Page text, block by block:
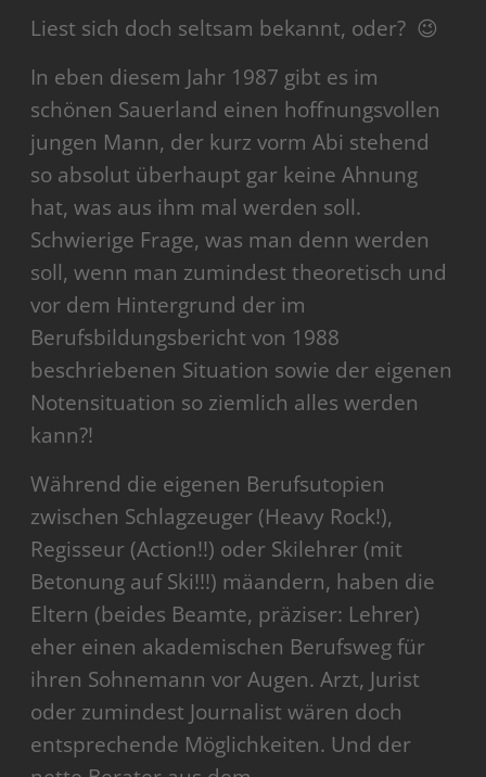
Liest sich doch seltsam bekannt, oder? 😉
In eben diesem Jahr 1987 gibt es im
schönen Sauerland einen hoffnungsvollen
jungen Mann, der kurz vorm Abi stehend
so absolut überhaupt gar keine Ahnung
hat, was aus ihm mal werden soll.
Schwierige Frage, was man denn werden
soll, wenn man zumindest theoretisch und
vor dem Hintergrund der im
Berufsbildungsbericht von 1988
beschriebenen Situation sowie der eigenen
Notensituation so ziemlich alles werden
kann?!
Während die eigenen Berufsutopien
zwischen Schlagzeuger (Heavy Rock!),
Regisseur (Action!!) oder Skilehrer (mit
Betonung auf Ski!!!) mäandern, haben die
Eltern (beides Beamte, präziser: Lehrer)
eher einen akademischen Berufsweg für
ihren Sohnemann vor Augen. Arzt, Jurist
oder zumindest Journalist wären doch
entsprechende Möglichkeiten. Und der